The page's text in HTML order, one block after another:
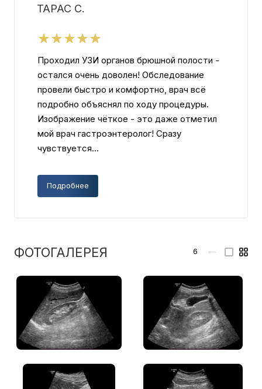
ТАРАС С.
Проходил УЗИ органов брюшной полости -
остался очень доволен! Обследование
провели быстро и комфортно, врач всё
подробно объяснял по ходу процедуры.
Изображение чёткое - это даже отметил
мой врач гастроэнтеролог! Сразу
чувствуется...
Подробнее
ФОТОГАЛЕРЕЯ 6 —